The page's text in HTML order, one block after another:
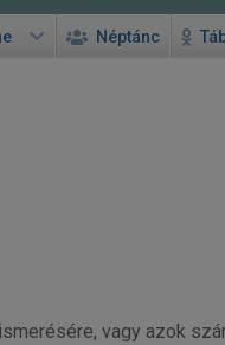
Néptánc
vagy azok